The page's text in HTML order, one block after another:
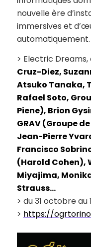
nouvelle ère
immersives et
automatiquement.
> Electric
Cruz-Diez,
Atsuko Tanaka,
Rafael Soto,
Piene), Brion
GRAV (Groupe
Jean-Pierre
Francisco
(Harold Cohen),
Miyajima,
Strauss…
> du 31 octobre au
> https://